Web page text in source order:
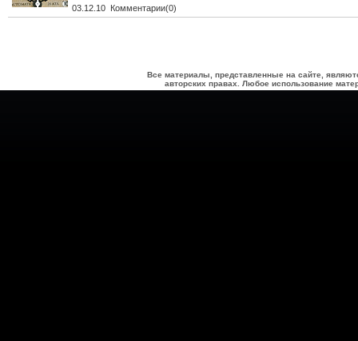
03.12.10 Комментарии(0)
Все материалы, представленные на сайте,
авторских правах. Любое использование